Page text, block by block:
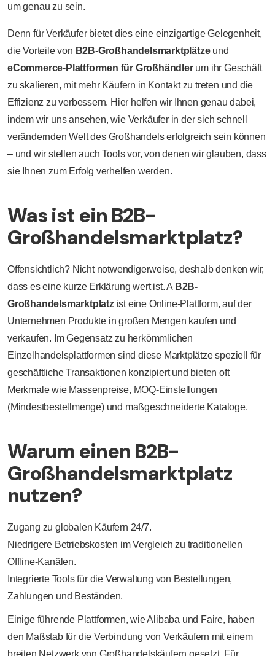
um genau zu sein.
Denn für Verkäufer bietet dies eine einzigartige Gelegenheit,
die Vorteile von B2B-Großhandelsmarktplätzeund
eCommerce-Plattformen für Großhändlerum ihr Geschäft
zu skalieren, mit mehr Käufern in Kontakt zu treten und die
Effizienz zu verbessern. Hier helfen wir Ihnen genau dabei,
indem wir uns ansehen, wie Verkäufer in der sich schnell
verändernden Welt des Großhandels erfolgreich sein können
– und wir stellen auch Tools vor, von denen wir glauben, dass
sie Ihnen zum Erfolg verhelfen werden.
Was ist ein B2B-
Großhandelsmarktplatz?
Offensichtlich? Nicht notwendigerweise, deshalb denken wir,
dass es eine kurze Erklärung wert ist. A B2B-
Großhandelsmarktplatzist eine Online-Plattform, auf der
Unternehmen Produkte in großen Mengen kaufen und
verkaufen. Im Gegensatz zu herkömmlichen
Einzelhandelsplattformen sind diese Marktplätze speziell für
geschäftliche Transaktionen konzipiert und bieten oft
Merkmale wie Massenpreise, MOQ-Einstellungen
(Mindestbestellmenge) und maßgeschneiderte Kataloge.
Warum einen B2B-
Großhandelsmarktplatz
nutzen?
Zugang zu globalen Käufern 24/7.
Niedrigere Betriebskosten im Vergleich zu traditionellen
Offline-Kanälen.
Integrierte Tools für die Verwaltung von Bestellungen,
Zahlungen und Beständen.
Einige führende Plattformen, wie Alibaba und Faire, haben
den Maßstab für die Verbindung von Verkäufern mit einem
breiten Netzwerk von Großhandelskäufern gesetzt. Für